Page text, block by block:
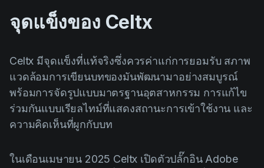
จุดแข็งของ Celtx
Celtx มีจุดแข็งที่แท้จริงซึ่งควรค่าแก่การยอมรับ สภาพ
แวดล้อมการเขียนบทของมันพัฒนามาอย่างสมบูรณ์
พร้อมการจัดรูปแบบมาตรฐานอุตสาหกรรม การแก้ไข
ร่วมกันแบบเรียลไทม์ที่แสดงสถานะการเข้าใช้งาน และ
ความคิดเห็นที่ผูกกับบท
ในเดือนเมษายน 2025 Celtx เปิดตัวปลั๊กอิน Adobe